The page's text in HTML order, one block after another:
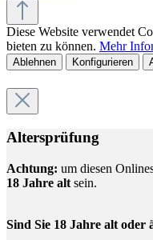
Diese Website verwendet
bieten zu können. Mehr
Ablehnen Konfigurieren
Altersprüfung
Achtung: um diesen
18 Jahre alt sein.
Sind Sie 18 Jahre alt oder